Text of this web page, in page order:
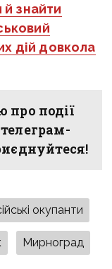
знайти
дій довкола
про події
окупанти
Мирноград